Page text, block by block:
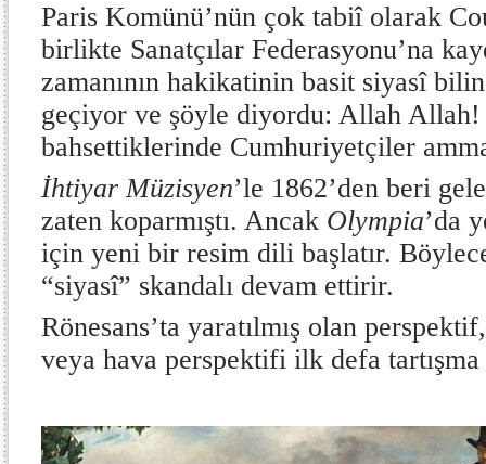
Paris Komünü’nün çok tabiî olarak
birlikte Sanatçılar Federasyonu’na
zamanının hakikatinin basit siyasî
geçiyor ve şöyle diyordu: Allah Allah!
bahsettiklerinde Cumhuriyetçiler
İhtiyar Müzisyen’le 1862’den beri
zaten koparmıştı. Ancak Olympia’da
için yeni bir resim dili başlatır.
“siyasî” skandalı devam ettirir.
Rönesans’ta yaratılmış olan
veya hava perspektifi ilk defa tartışma